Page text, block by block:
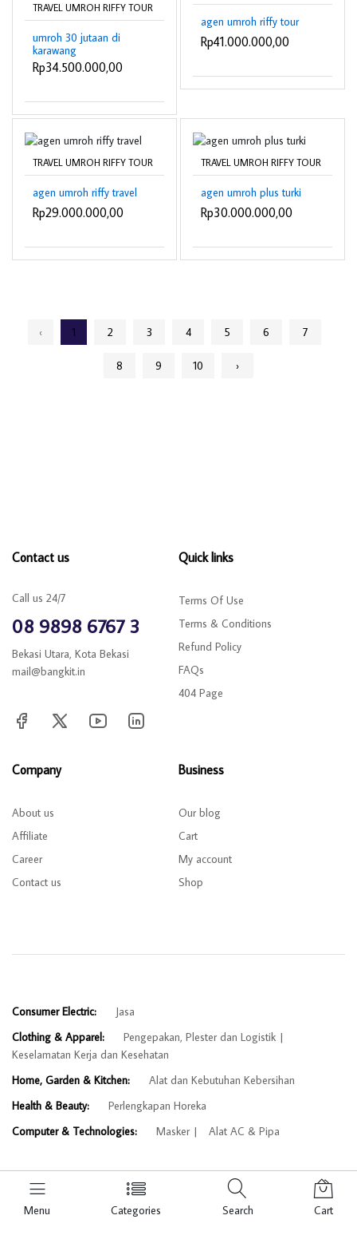
Menu Categories Search Cart
TRAVEL UMROH RIFFY TOUR
umroh 30 jutaan di
karawang
Rp34.500.000,00
agen umroh riffy tour
Rp41.000.000,00
TRAVEL UMROH RIFFY TOUR
agen umroh riffy travel
Rp29.000.000,00
TRAVEL UMROH RIFFY TOUR
agen umroh plus turki
Rp30.000.000,00
‹ 1 2 3 4 5 6 7
8 9 10 ›
Contact us
Call us 24/7
08 9898 6767 3
Bekasi Utara, Kota Bekasi
mail@bangkit.in
Quick links
Terms Of Use
Terms & Conditions
Refund Policy
FAQs
404 Page
Company
About us
Affiliate
Career
Contact us
Business
Our blog
Cart
My account
Shop
Consumer Electric:
Jasa
Clothing & Apparel:
Pengepakan, Plester dan Logistik
Keselamatan Kerja dan Kesehatan
Home, Garden & Kitchen:
Alat dan Kebutuhan Kebersihan
Health & Beauty:
Perlengkapan Horeka
Computer & Technologies:
Masker Alat AC & Pipa